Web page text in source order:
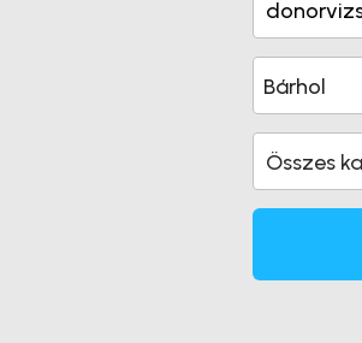
Összes